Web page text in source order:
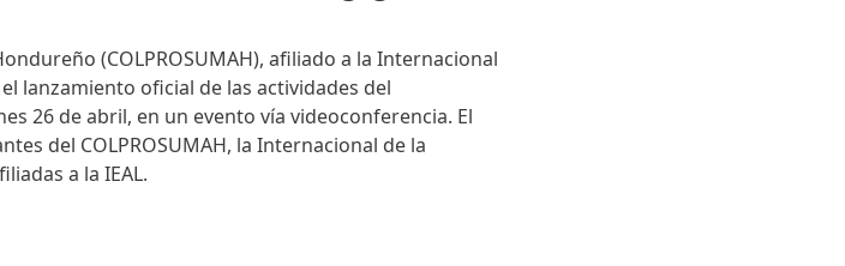
(COLPROSUMAH), afiliado a la Internacional
lanzamiento oficial de las actividades del
26 de abril, en un evento vía videoconferencia. El
del COLPROSUMAH, la Internacional de la
a la IEAL.